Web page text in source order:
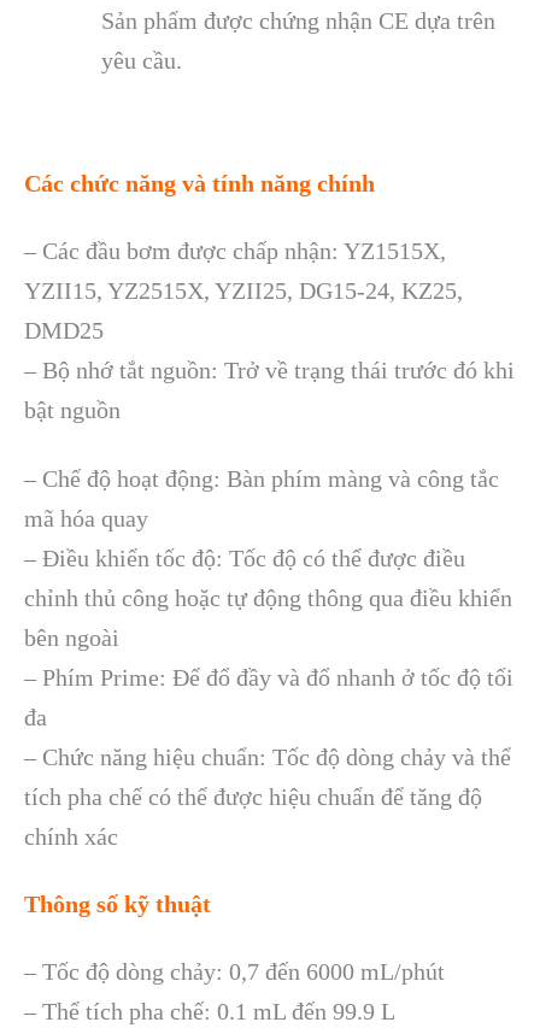
Sản phẩm được chứng nhận CE dựa trên
yêu cầu.
Các chức năng và tính năng chính
– Các đầu bơm được chấp nhận: YZ1515X,
YZII15, YZ2515X, YZII25, DG15-24, KZ25,
DMD25
– Bộ nhớ tắt nguồn: Trở về trạng thái trước đó khi
bật nguồn
– Chế độ hoạt động: Bàn phím màng và công tắc
mã hóa quay
– Điều khiển tốc độ: Tốc độ có thể được điều
chỉnh thủ công hoặc tự động thông qua điều khiển
bên ngoài
– Phím Prime: Để đổ đầy và đổ nhanh ở tốc độ tối
đa
– Chức năng hiệu chuẩn: Tốc độ dòng chảy và thể
tích pha chế có thể được hiệu chuẩn để tăng độ
chính xác
Thông số kỹ thuật
– Tốc độ dòng chảy: 0,7 đến 6000 mL/phút
– Thể tích pha chế: 0.1 mL đến 99.9 L